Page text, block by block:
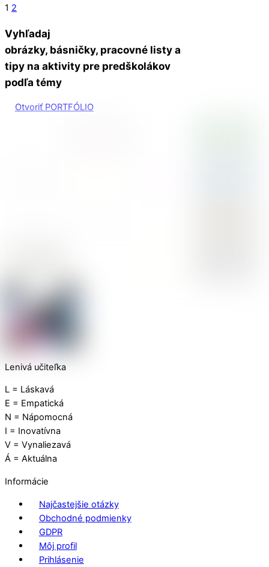
1 2
Vyhľadaj
obrázky, básničky, pracovné listy a
tipy na aktivity pre predškolákov
podľa témy
Otvoriť PORTFÓLIO
Lenivá učiteľka
L = Láskavá
E = Empatická
N = Nápomocná
I = Inovatívna
V = Vynaliezavá
Á = Aktuálna
Informácie
Najčastejšie otázky
Obchodné podmienky
GDPR
Môj profil
Prihlásenie